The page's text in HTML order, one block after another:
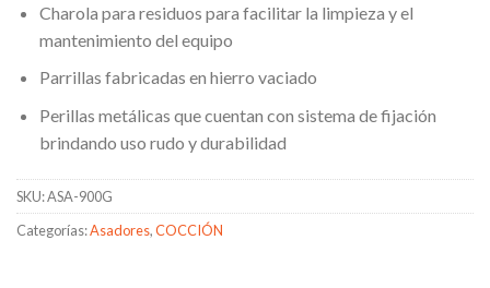
Charola para residuos para facilitar la limpieza y el
mantenimiento del equipo
Parrillas fabricadas en hierro vaciado
Perillas metálicas que cuentan con sistema de fijación
brindando uso rudo y durabilidad
SKU:ASA-900G
Categorías:Asadores,COCCIÓN